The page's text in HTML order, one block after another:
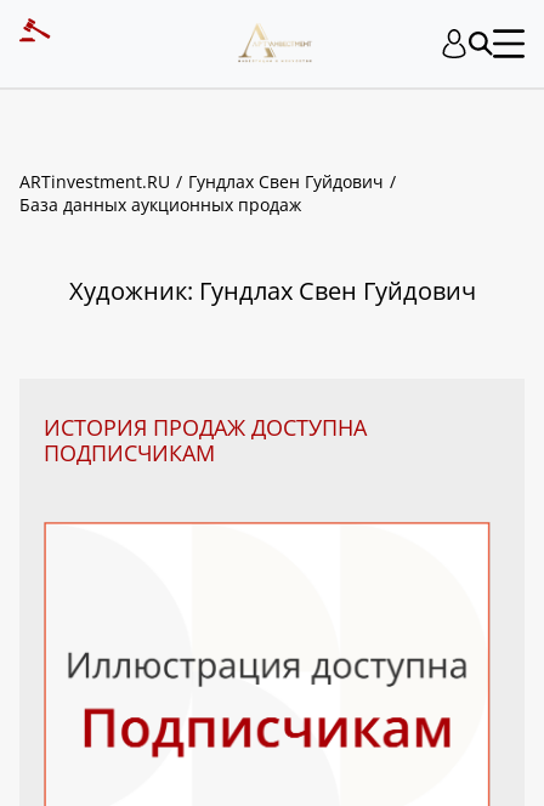
ARTinvestment.RU
Гундлах Свен Гуйдович
База данных аукционных продаж
Художник: Гундлах Свен Гуйдович
ИСТОРИЯ ПРОДАЖ ДОСТУПНА
ПОДПИСЧИКАМ